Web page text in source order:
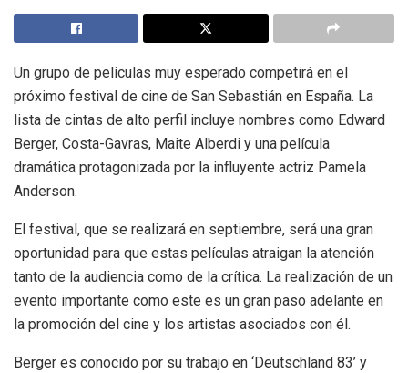
Un grupo de películas muy esperado competirá en el
próximo festival de cine de San Sebastián en España. La
lista de cintas de alto perfil incluye nombres como Edward
Berger, Costa-Gavras, Maite Alberdi y una película
dramática protagonizada por la influyente actriz Pamela
Anderson.
El festival, que se realizará en septiembre, será una gran
oportunidad para que estas películas atraigan la atención
tanto de la audiencia como de la crítica. La realización de un
evento importante como este es un gran paso adelante en
la promoción del cine y los artistas asociados con él.
Berger es conocido por su trabajo en ‘Deutschland 83’ y